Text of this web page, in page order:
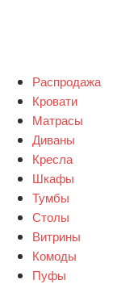
Распродажа
Кровати
Матрасы
Диваны
Кресла
Шкафы
Тумбы
Столы
Витрины
Комоды
Пуфы